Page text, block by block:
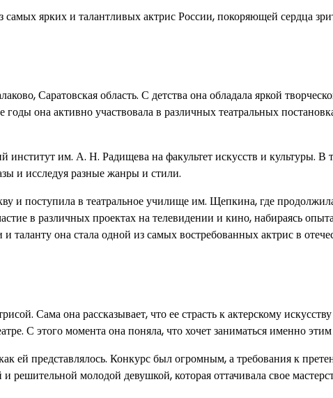
ярких и талантливых актрис России, покоряющей сердца
Саратовская область. С детства она обладала яркой
она активно участвовала в различных театральных
им. А. Н. Радищева на факультет искусств и культуры. В
и исследуя разные жанры и стили.
и поступила в театральное училище им. Щепкина, где
в различных проектах на телевидении и кино, набираясь
таланту она стала одной из самых востребованных актрис в
Сама она рассказывает, что ее страсть к актерскому искусству
С этого момента она поняла, что хочет заниматься именно
ей представлялось. Конкурс был огромным, а требования к
молодой девушкой, которая оттачивала свое